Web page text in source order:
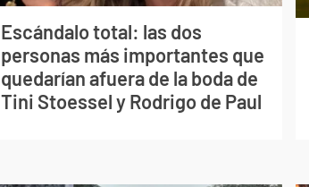
Escándalo total: las dos
personas más importantes que
quedarían afuera de la boda de
Tini Stoessel y Rodrigo de Paul